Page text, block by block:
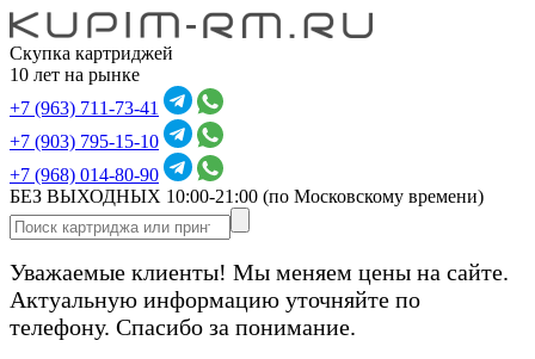
Скупка картриджей
10 лет на рынке
+7 (963) 711-73-41
+7 (903) 795-15-10
+7 (968) 014-80-90
БЕЗ ВЫХОДНЫХ 10:00-21:00 (по Московскому времени)
Уважаемые клиенты! Мы меняем цены на сайте.
Актуальную информацию уточняйте по
телефону. Спасибо за понимание.